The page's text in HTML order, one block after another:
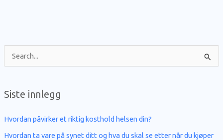
t
Siste innlegg
Hvordan påvirker et riktig kosthold helsen din?
Hvordan ta vare på synet ditt og hva du skal se etter når du kjøper